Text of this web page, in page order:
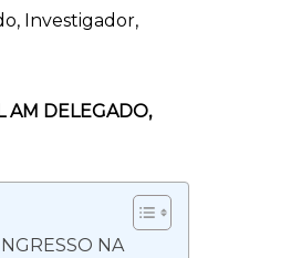
AM DELEGADO,
NA